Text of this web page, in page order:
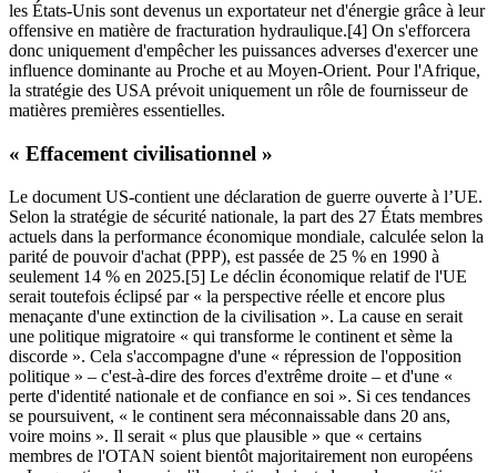
les États-Unis sont devenus un exportateur net d'énergie grâce à leur
offensive en matière de fracturation hydraulique.[4] On s'efforcera
donc uniquement d'empêcher les puissances adverses d'exercer une
influence dominante au Proche et au Moyen-Orient. Pour l'Afrique,
la stratégie des USA prévoit uniquement un rôle de fournisseur de
matières premières essentielles.
« Effacement civilisationnel »
Le document US-contient une déclaration de guerre ouverte à l’UE.
Selon la stratégie de sécurité nationale, la part des 27 États membres
actuels dans la performance économique mondiale, calculée selon la
parité de pouvoir d'achat (PPP), est passée de 25 % en 1990 à
seulement 14 % en 2025.[5] Le déclin économique relatif de l'UE
serait toutefois éclipsé par « la perspective réelle et encore plus
menaçante d'une extinction de la civilisation ». La cause en serait
une politique migratoire « qui transforme le continent et sème la
discorde ». Cela s'accompagne d'une « répression de l'opposition
politique » – c'est-à-dire des forces d'extrême droite – et d'une «
perte d'identité nationale et de confiance en soi ». Si ces tendances
se poursuivent, « le continent sera méconnaissable dans 20 ans,
voire moins ». Il serait « plus que plausible » que « certains
membres de l'OTAN soient bientôt majoritairement non européens